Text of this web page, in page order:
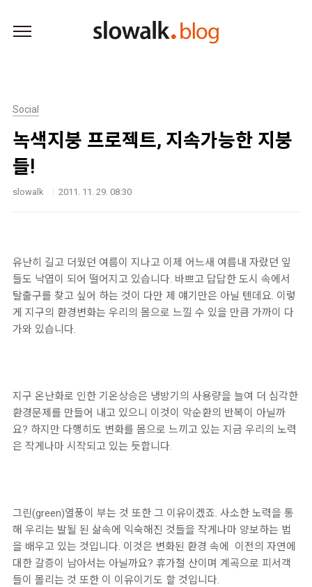
Social
녹색지붕 프로젝트, 지속가능한 지붕
들!
slowalk 2011. 11. 29. 08:30
유난히 길고 더웠던 여름이 지나고 이제 어느새 여름내 자랐던 잎
들도 낙엽이 되어 떨어지고 있습니다. 바쁘고 답답한 도시 속에서
탈출구를 찾고 싶어 하는 것이 다만 제 얘기만은 아닐 텐데요. 이렇
게 지구의 환경변화는 우리의 몸으로 느낄 수 있을 만큼 가까이 다
가와 있습니다.
지구 온난화로 인한 기온상승은 냉방기의 사용량을 늘여 더 심각한
환경문제를 만들어 내고 있으니 이것이 악순환의 반복이 아닐까
요? 하지만 다행히도 변화를 몸으로 느끼고 있는 지금 우리의 노력
은 작게나마 시작되고 있는 듯합니다.
그린(green)열풍이 부는 것 또한 그 이유이겠죠. 사소한 노력을 통
해 우리는 발될 된 삶속에 익숙해진 것들을 작게나마 양보하는 법
을 배우고 있는 것입니다. 이것은 변화된 환경 속에 이전의 자연에
대한 갈증이 남아서는 아닐까요? 휴가철 산이며 계곡으로 피서객
들이 몰리는 것 또한 이 이유이기도 할 것입니다.